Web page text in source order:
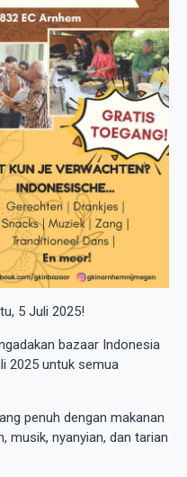
5 Juli 2025!
bazaar Indonesia
2025 untuk semua
penuh dengan makanan
musik, nyanyian, dan tarian